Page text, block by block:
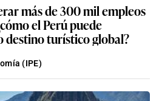
más de 300 mil empleos
el Perú puede
destino turístico global?
(IPE)